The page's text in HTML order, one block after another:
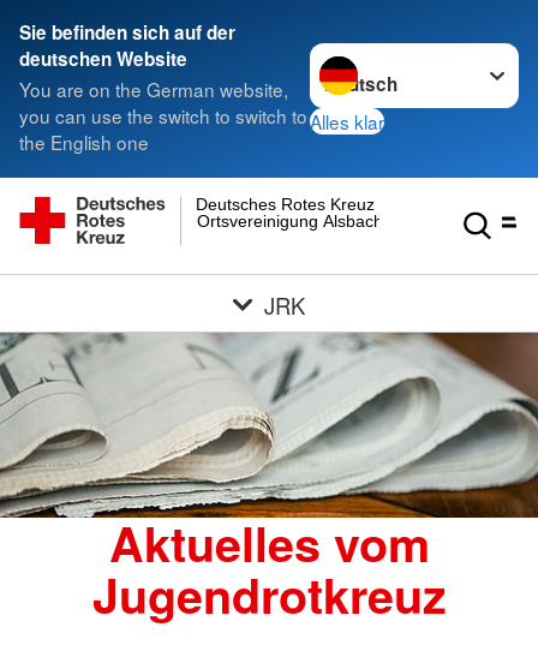
Sie befinden sich auf der
deutschen Website
You are on the German website,
you can use the switch to switch to
the English one
Sprache wechseln zu
Alles klar
Ortsvereinigung Alsbach
Deutsches Rotes Kreuz
JRK
Aktuelles vom
Jugendrotkreuz